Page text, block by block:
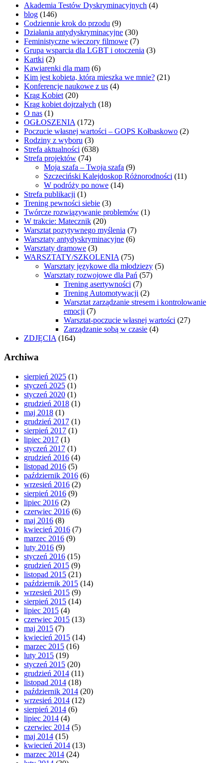
Akademia Testów Dyskryminacyjnych (4)
blog (146)
Codziennie krok do przodu (9)
Działania antydyskryminacyjne (30)
Feministyczne wieczory filmowe (7)
Grupa wsparcia dla LGBT i otoczenia (3)
Kartki (2)
Kawiarenki dla mam (6)
Kim jest kobieta, która mieszka we mnie? (21)
Konferencje naukowe z us (4)
Krąg Kobiet (20)
Krąg kobiet dojrzałych (18)
O nas (1)
OGŁOSZENIA (172)
Poczucie własnej wartości – GOPS Kołbaskowo (2)
Rodziny z wyboru (3)
Strefa aktualności (638)
Strefa projektów (74)
Moja szafa – Twoja szafa (9)
Szczeciński Kalejdoskop Różnorodności (11)
W podróży po nowe (14)
Strefa publikacji (1)
Trening pewności siebie (3)
Twórcze rozwiązywanie problemów (1)
W trakcie: Matecznik (20)
Warsztat pozytywnego myślenia (7)
Warsztaty antydyskryminacyjne (6)
Warsztaty dramowe (3)
WARSZTATY/SZKOLENIA (75)
Warsztaty językowe dla młodziezy (5)
Warsztaty rozwojowe dla Pań (57)
Trening asertywności (7)
Trening Automotywacji (2)
Warsztat zarządzanie stresem i kontrolowanie
emocji (7)
Warsztat-poczucie własnej wartości (27)
Zarządzanie sobą w czasie (4)
ZDJĘCIA (164)
Archiwa
sierpień 2025 (1)
styczeń 2025 (1)
styczeń 2020 (1)
grudzień 2018 (1)
maj 2018 (1)
grudzień 2017 (1)
sierpień 2017 (1)
lipiec 2017 (1)
styczeń 2017 (1)
grudzień 2016 (4)
listopad 2016 (5)
październik 2016 (6)
wrzesień 2016 (2)
sierpień 2016 (9)
lipiec 2016 (2)
czerwiec 2016 (6)
maj 2016 (8)
kwiecień 2016 (7)
marzec 2016 (9)
luty 2016 (9)
styczeń 2016 (15)
grudzień 2015 (9)
listopad 2015 (21)
październik 2015 (14)
wrzesień 2015 (9)
sierpień 2015 (14)
lipiec 2015 (4)
czerwiec 2015 (13)
maj 2015 (7)
kwiecień 2015 (14)
marzec 2015 (16)
luty 2015 (19)
styczeń 2015 (20)
grudzień 2014 (11)
listopad 2014 (18)
październik 2014 (20)
wrzesień 2014 (12)
sierpień 2014 (6)
lipiec 2014 (4)
czerwiec 2014 (5)
maj 2014 (15)
kwiecień 2014 (13)
marzec 2014 (24)